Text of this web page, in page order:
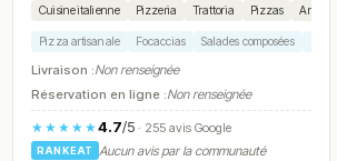
Cuisine italienne Pizzeria Trattoria Pizzas Antipasti
Pizza artisanale Focaccias Salades composées
Livraison :Non renseignée
Réservation en ligne :Non renseignée
★★★★★4.7/5· 255 avis Google
RANKEAT
Aucun avis par la communauté